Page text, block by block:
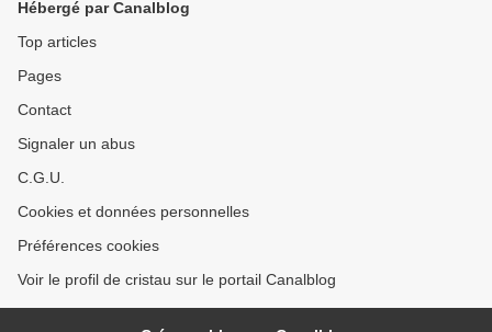
Hébergé par Canalblog
Top articles
Pages
Contact
Signaler un abus
C.G.U.
Cookies et données personnelles
Préférences cookies
Voir le profil de cristau sur le portail Canalblog